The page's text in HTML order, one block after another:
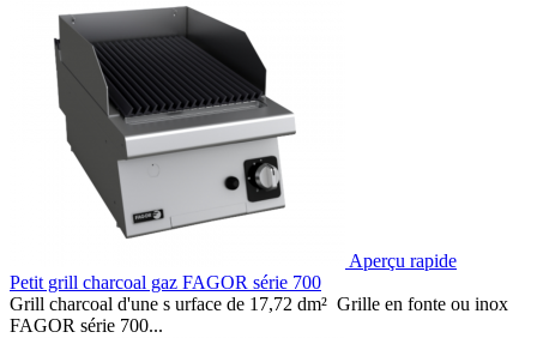
Aperçu rapide
Petit grill charcoal gaz FAGOR série 700
Grill charcoal d'une s urface de 17,72 dm² Grille en fonte ou inox
FAGOR série 700...